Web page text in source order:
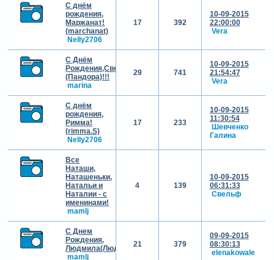
С днём
рождения,
Маржанат!
(marchanat)
Nelly2706
17 392
10-09-2015
22:00:00
Vera
С Днём
Рождения,Светлана
(Пандора)!!!
marina
29 741
10-09-2015
21:54:47
Vera
С днём
рождения,
Римма!
(rimma.S)
Nelly2706
17 233
10-09-2015
11:30:54
Шевченко
Галина
Все
Наташи,
Наташеньки,
Натальи и
Наталии - с
именинами!
mamlj
4 139
10-09-2015
06:31:33
Свельф
С Днем
Рождения,
Людмила(Людмилочка)!!!
mamlj
21 379
09-09-2015
08:30:13
elenakowale